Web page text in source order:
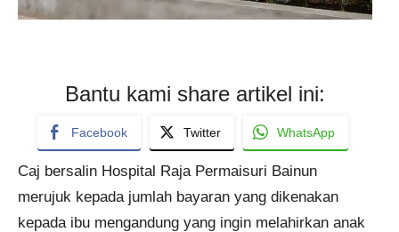
Bantu kami share artikel ini:
Facebook Twitter WhatsApp
Caj bersalin Hospital Raja Permaisuri Bainun
merujuk kepada jumlah bayaran yang dikenakan
kepada ibu mengandung yang ingin melahirkan anak